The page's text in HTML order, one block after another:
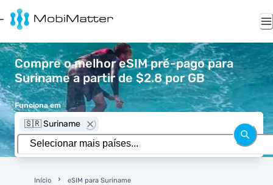
Compre o melhor eSIM pré-pago para
Suriname a partir de $2.8 por GB
Funciona em
🇸🇷 Suriname
Início eSIM para Suriname